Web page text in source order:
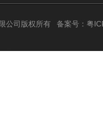
公司版权所有 备案号：粤